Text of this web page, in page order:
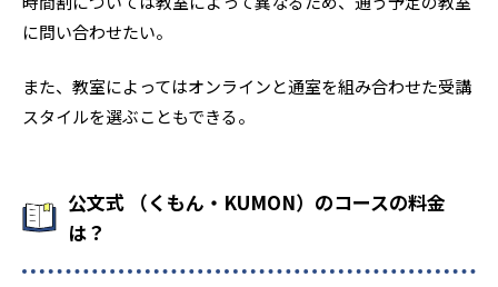
に問い合わせたい。
また、教室によってはオンラインと通室を組み合わせた受講
スタイルを選ぶこともできる。
公文式 （くもん・KUMON）のコースの料金
は？